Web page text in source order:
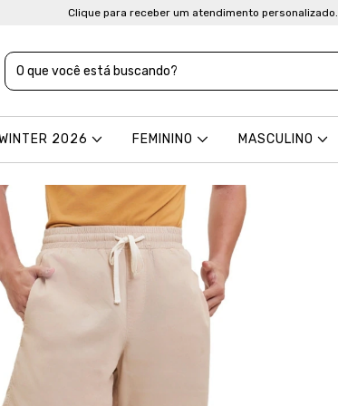
Clique para receber um atendimento personalizado.
2026 FEMININO MASCULINO